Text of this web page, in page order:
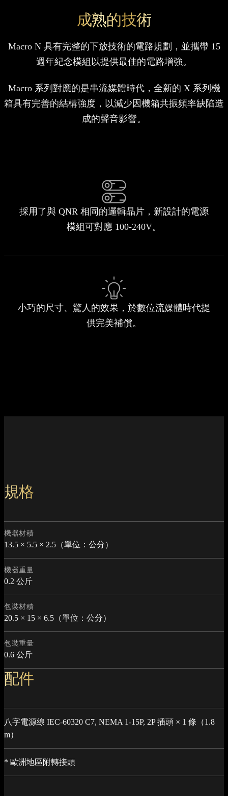
成熟的技術
Macro N 具有完整的下放技術的電路規劃，並攜帶 15
週年紀念模組以提供最佳的電路增強。
Macro 系列對應的是串流媒體時代，全新的 X 系列機
箱具有完善的結構強度，以減少因機箱共振頻率缺陷造
成的聲音影響。
採用了與 QNR 相同的邏輯晶片，新設計的電源
模組可對應 100-240V。
小巧的尺寸、驚人的效果，於數位流媒體時代提
供完美補償。
規格
機器材積
13.5 × 5.5 × 2.5（單位：公分）
機器重量
0.2 公斤
包裝材積
20.5 × 15 × 6.5（單位：公分）
包裝重量
0.6 公斤
配件
八字電源線 IEC-60320 C7, NEMA 1-15P, 2P 插頭 × 1 條（1.8
m）
* 歐洲地區附轉接頭